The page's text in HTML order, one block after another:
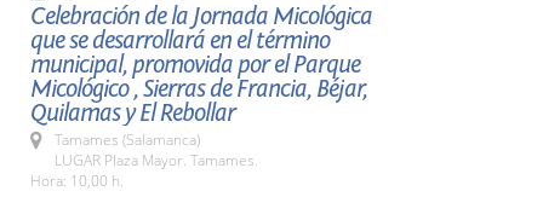
Celebración de la Jornada Micológica
que se desarrollará en el término
municipal, promovida por el Parque
Micológico , Sierras de Francia, Béjar,
Quilamas y El Rebollar
Tamames (Salamanca)
LUGAR Plaza Mayor. Tamames.
Hora: 10,00 h.